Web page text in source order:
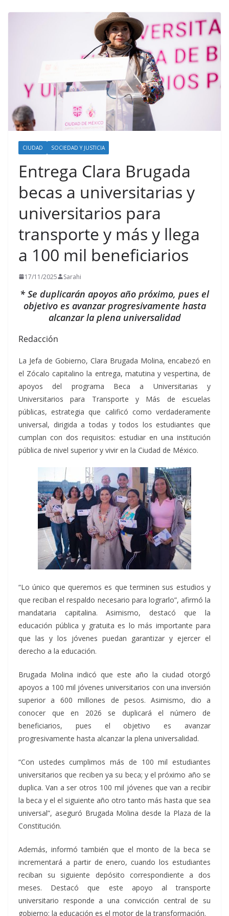
CIUDAD SOCIEDAD Y JUSTICIA
Entrega Clara Brugada
becas a universitarias y
universitarios para
transporte y más y llega
a 100 mil beneficiarios
17/11/2025 Sarahi
* Se duplicarán apoyos año próximo, pues el
objetivo es avanzar progresivamente hasta
alcanzar la plena universalidad
Redacción
La Jefa de Gobierno, Clara Brugada Molina, encabezó en
el Zócalo capitalino la entrega, matutina y vespertina, de
apoyos del programa Beca a Universitarias y
Universitarios para Transporte y Más de escuelas
públicas, estrategia que calificó como verdaderamente
universal, dirigida a todas y todos los estudiantes que
cumplan con dos requisitos: estudiar en una institución
pública de nivel superior y vivir en la Ciudad de México.
“Lo único que queremos es que terminen sus estudios y
que reciban el respaldo necesario para lograrlo”, afirmó la
mandataria capitalina. Asimismo, destacó que la
educación pública y gratuita es lo más importante para
que las y los jóvenes puedan garantizar y ejercer el
derecho a la educación.
Brugada Molina indicó que este año la ciudad otorgó
apoyos a 100 mil jóvenes universitarios con una inversión
superior a 600 millones de pesos. Asimismo, dio a
conocer que en 2026 se duplicará el número de
beneficiarios, pues el objetivo es avanzar
progresivamente hasta alcanzar la plena universalidad.
“Con ustedes cumplimos más de 100 mil estudiantes
universitarios que reciben ya su beca; y el próximo año se
duplica. Van a ser otros 100 mil jóvenes que van a recibir
la beca y el el siguiente año otro tanto más hasta que sea
universal”, aseguró Brugada Molina desde la Plaza de la
Constitución.
Además, informó también que el monto de la beca se
incrementará a partir de enero, cuando los estudiantes
reciban su siguiente depósito correspondiente a dos
meses. Destacó que este apoyo al transporte
universitario responde a una convicción central de su
gobierno: la educación es el motor de la transformación.